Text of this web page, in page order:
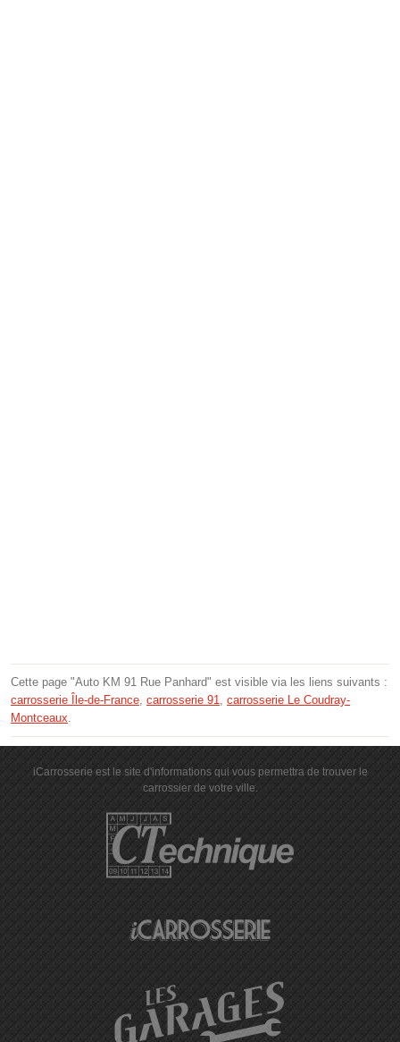
Cette page "Auto KM 91 Rue Panhard" est visible via les liens suivants :
carrosserie Île-de-France, carrosserie 91, carrosserie Le Coudray-
Montceaux.
iCarrosserie est le site d'informations qui vous permettra de trouver le
carrossier de votre ville.